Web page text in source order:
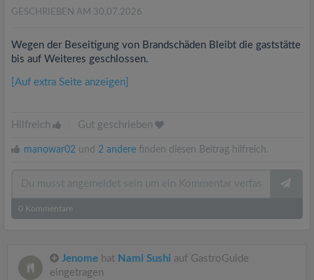
GESCHRIEBEN AM 30.07.2026
Wegen der Beseitigung von Brandschäden Bleibt die gaststätte
bis auf Weiteres geschlossen.
[Auf extra Seite anzeigen]
Hilfreich Gut geschrieben
manowar02 und 2 andere finden diesen Beitrag hilfreich.
0 Kommentare
Jenome hat Nami Sushi auf GastroGuide
eingetragen